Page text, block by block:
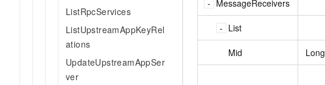
ListRpcServices
ListUpstreamAppKeyRel
ations
UpdateUpstreamAppSer
ver
MessageReceivers
List
Mid Long